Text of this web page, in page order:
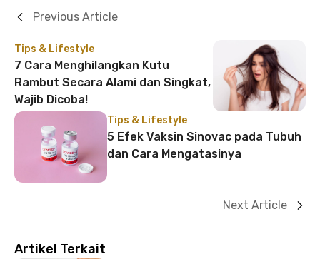
Tips & Lifestyle
7 Cara Menghilangkan Kutu
Rambut Secara Alami dan Singkat,
Wajib Dicoba!
Previous Article
Tips & Lifestyle
5 Efek Vaksin Sinovac pada Tubuh
dan Cara Mengatasinya
Next Article
Artikel Terkait